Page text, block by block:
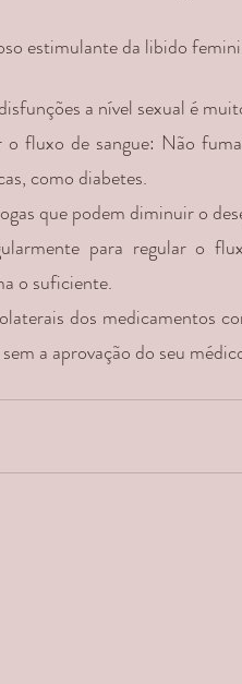
estimulante da libido
a nível sexual é
o fluxo de sangue: Não
como diabetes.
que podem diminuir o
para regular o
o suficiente.
dos medicamentos
a aprovação do seu